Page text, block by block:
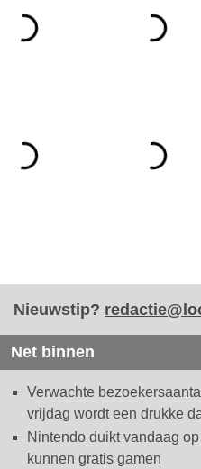
Nieuwstip?
Net binnen
Verwachte
vrijdag wordt een drukke
Nintendo duikt vandaag
kunnen gratis gamen